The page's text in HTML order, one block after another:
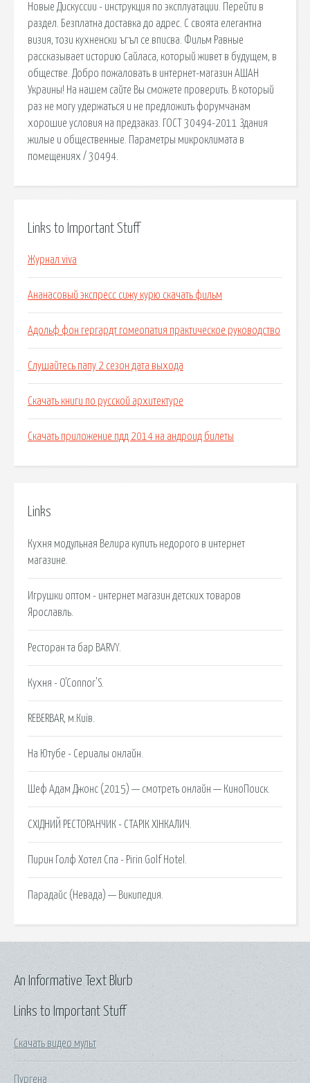
Новые Дискуссии - инструкция по эксплуатации. Перейти в
раздел. Безплатна доставка до адрес. С своята елегантна
визия, този кухненски ъгъл се вписва. Фильм Равные
рассказывает историю Сайласа, который живет в будущем, в
обществе. Добро пожаловать в интернет-магазин АШАН
Украины! На нашем сайте Вы сможете проверить. В который
раз не могу удержаться и не предложить форумчанам
хорошие условия на предзаказ. ГОСТ 30494-2011 Здания
жилые и общественные. Параметры микроклимата в
помещениях / 30494.
Links to Important Stuff
Журнал viva
Ананасовый экспресс сижу курю скачать фильм
Адольф фон гергардт гомеопатия практическое руководство
Слушайтесь папу 2 сезон дата выхода
Скачать книги по русской архитектуре
Скачать приложение пдд 2014 на андроид билеты
Links
Кухня модульная Велира купить недорого в интернет
магазине.
Игрушки оптом - интернет магазин детских товаров
Ярославль.
Ресторан та бар BARVY.
Кухня - O'Connor'S.
REBERBAR, м.Київ.
На Ютубе - Сериалы онлайн.
Шеф Адам Джонс (2015) — смотреть онлайн — КиноПоиск.
СХІДНИЙ РЕСТОРАНЧИК - СТАРІК ХІНКАЛИЧ.
Пирин Голф Хотел Спа - Pirin Golf Hotel.
Парадайс (Невада) — Википедия.
Links to Important Stuff
Скачать видео мульт
Пургена
An Informative Text Blurb